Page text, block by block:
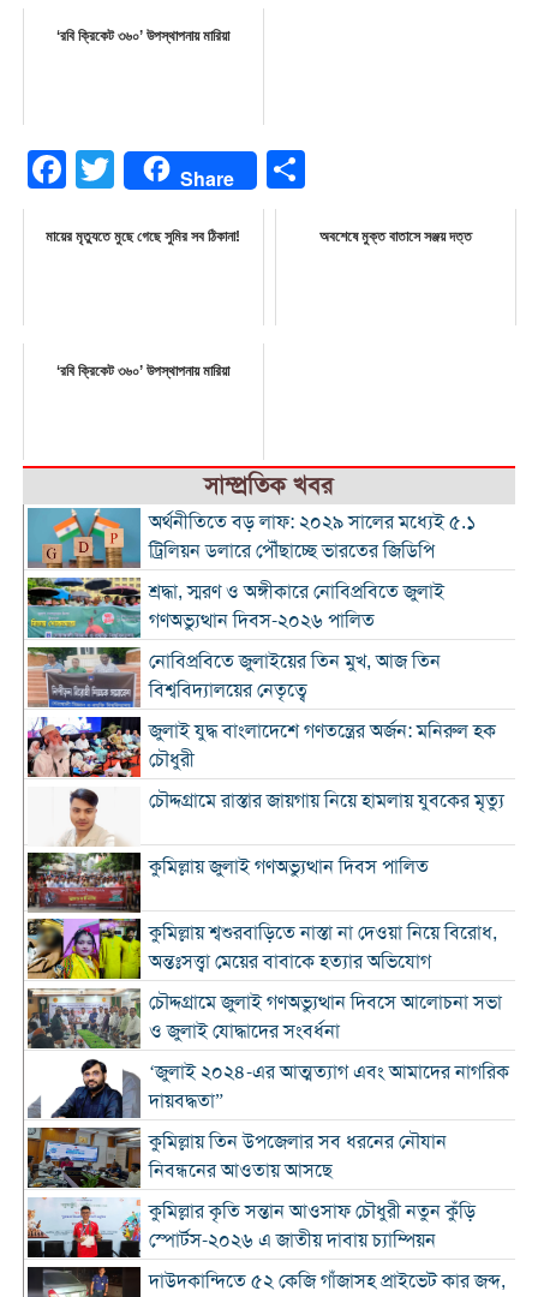
‘রবি ক্রিকেট ৩৬০’ উপস্থাপনায় মারিয়া
Facebook
Twitter Share
মায়ের মৃত্যুতে মুছে গেছে সুমির সব ঠিকানা! অবশেষে মুক্ত বাতাসে সঞ্জয় দত্ত
‘রবি ক্রিকেট ৩৬০’ উপস্থাপনায় মারিয়া
সাম্প্রতিক খবর
অর্থনীতিতে বড় লাফ: ২০২৯ সালের মধ্যেই ৫.১
ট্রিলিয়ন ডলারে পৌঁছাচ্ছে ভারতের জিডিপি
শ্রদ্ধা, স্মরণ ও অঙ্গীকারে নোবিপ্রবিতে জুলাই
গণঅভ্যুত্থান দিবস-২০২৬ পালিত
নোবিপ্রবিতে জুলাইয়ের তিন মুখ, আজ তিন
বিশ্ববিদ্যালয়ের নেতৃত্বে
জুলাই যুদ্ধ বাংলাদেশে গণতন্ত্রের অর্জন: মনিরুল হক
চৌধুরী
চৌদ্দগ্রামে রাস্তার জায়গায় নিয়ে হামলায় যুবকের মৃত্যু
কুমিল্লায় জুলাই গণঅভ্যুত্থান দিবস পালিত
কুমিল্লায় শ্বশুরবাড়িতে নাস্তা না দেওয়া নিয়ে বিরোধ,
অন্তঃসত্ত্বা মেয়ের বাবাকে হত্যার অভিযোগ
চৌদ্দগ্রামে জুলাই গণঅভ্যুত্থান দিবসে আলোচনা সভা
ও জুলাই যোদ্ধাদের সংবর্ধনা
‘জুলাই ২০২৪-এর আত্মত্যাগ এবং আমাদের নাগরিক
দায়বদ্ধতা”
কুমিল্লায় তিন উপজেলার সব ধরনের নৌযান
নিবন্ধনের আওতায় আসছে
কুমিল্লার কৃতি সন্তান আওসাফ চৌধুরী নতুন কুঁড়ি
স্পোর্টস-২০২৬ এ জাতীয় দাবায় চ্যাম্পিয়ন
দাউদকান্দিতে ৫২ কেজি গাঁজাসহ প্রাইভেট কার জব্দ,